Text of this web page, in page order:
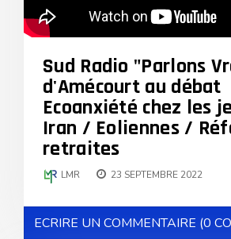
Sud Radio "Parlons
d'Amécourt au débat
Ecoanxiété chez les
Iran / Eoliennes /
retraites
LMR 23 SEPTEMBRE 2022
ECRIRE UN COMMENTAIRE (0